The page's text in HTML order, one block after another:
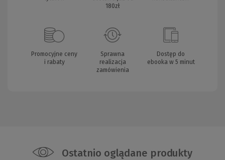
180zł
Promocyjne ceny
i rabaty
Sprawna
realizacja
zamówienia
Dostęp do
ebooka w 5 minut
Ostatnio oglądane produkty